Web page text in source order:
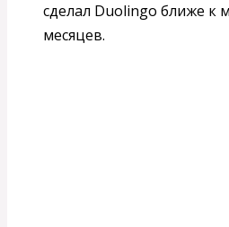
сделал Duolingo ближе к
месяцев.